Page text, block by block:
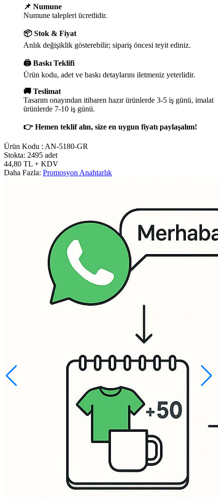
📌 Numune
Numune talepleri ücretlidir.
📦 Stok & Fiyat
Anlık değişiklik gösterebilir; sipariş öncesi teyit ediniz.
🖨️ Baskı Teklifi
Ürün kodu, adet ve baskı detaylarını iletmeniz yeterlidir.
🚚 Teslimat
Tasarım onayından itibaren hazır ürünlerde 3-5 iş günü, imalat
ürünlerde 7-10 iş günü.
👉 Hemen teklif alın, size en uygun fiyatı paylaşalım!
Ürün Kodu : AN-5180-GR
Stokta: 2495 adet
44,80 TL + KDV
Daha Fazla: Promosyon Anahtarlık